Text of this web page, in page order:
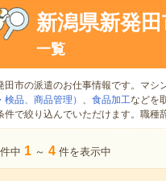
新潟県新発
一覧
田市の派遣のお仕事情報です。マシ
検品、商品管理） 、 食品加工などを
件で絞り込んでいただけます。職種
件中 1 ～ 4 件を表示中